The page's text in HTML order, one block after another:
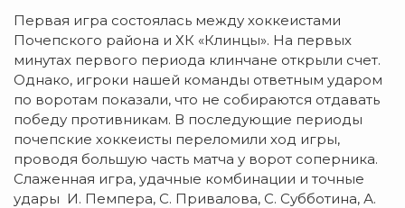
Первая игра состоялась между хоккеистами
Почепского района и ХК «Клинцы». На первых
минутах первого периода клинчане открыли счет.
Однако, игроки нашей команды ответным ударом
по воротам показали, что не собираются отдавать
победу противникам. В последующие периоды
почепские хоккеисты переломили ход игры,
проводя большую часть матча у ворот соперника.
Слаженная игра, удачные комбинации и точные
удары И. Пемпера, С. Привалова, С. Субботина, А.